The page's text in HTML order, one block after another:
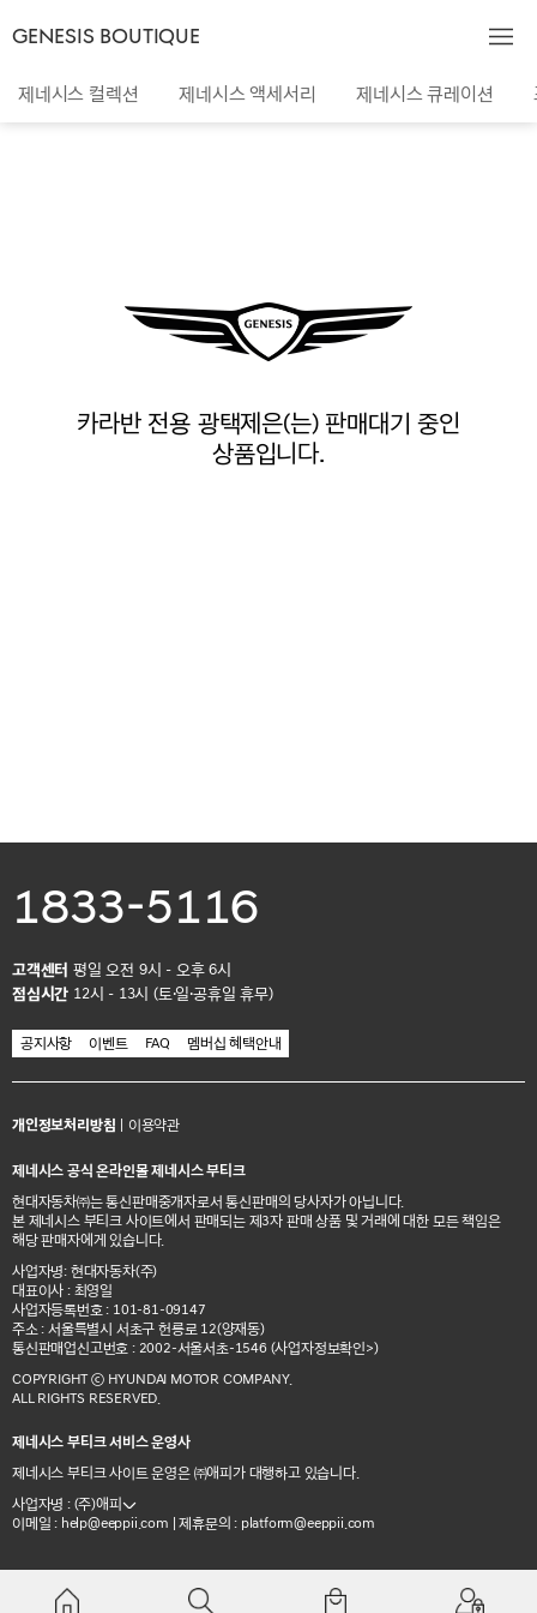
GENESIS BOUTIQUE
제네시스 컬렉션 제네시스 액세서리 제네시스 큐레이션
카라반 전용 광택제은(는) 판매대기 중인
상품입니다.
1833-5116
고객센터 평일 오전 9시 - 오후 6시
점심시간 12시 - 13시 (토·일·공휴일 휴무)
공지사항 이벤트 FAQ 멤버십 혜택안내
개인정보처리방침 이용약관
제네시스 공식 온라인몰 제네시스 부티크
현대자동차㈜는 통신판매중개자로서 통신판매의 당사자가 아닙니다.
본 제네시스 부티크 사이트에서 판매되는 제3자 판매 상품 및 거래에 대한 모든 책임은
해당 판매자에게 있습니다.
사업자명: 현대자동차(주)
대표이사 : 최영일
사업자등록번호 : 101-81-09147
주소 : 서울특별시 서초구 헌릉로 12(양재동)
통신판매업신고번호 : 2002-서울서초-1546 (사업자정보확인>)
COPYRIGHT ⓒ HYUNDAI MOTOR COMPANY.
ALL RIGHTS RESERVED.
제네시스 부티크 서비스 운영사
제네시스 부티크 사이트 운영은 ㈜애피가 대행하고 있습니다.
사업자명 : (주)애피
이메일 :
| 제휴문의 :